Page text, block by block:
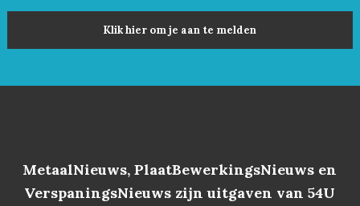
Klik hier om je aan te melden
MetaalNieuws, PlaatBewerkingsNieuws en
VerspaningsNieuws zijn uitgaven van 54U